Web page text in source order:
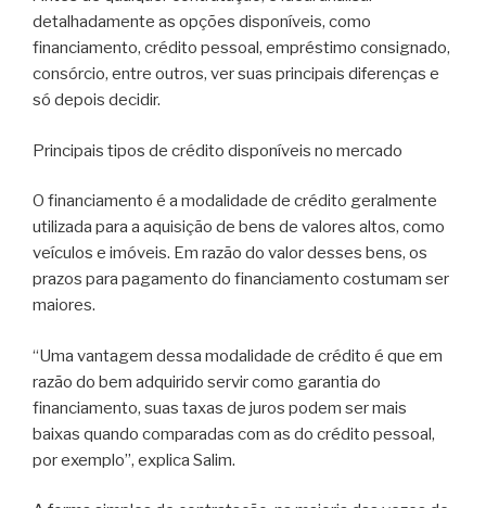
detalhadamente as opções disponíveis, como
financiamento, crédito pessoal, empréstimo consignado,
consórcio, entre outros, ver suas principais diferenças e
só depois decidir.
Principais tipos de crédito disponíveis no mercado
O financiamento é a modalidade de crédito geralmente
utilizada para a aquisição de bens de valores altos, como
veículos e imóveis. Em razão do valor desses bens, os
prazos para pagamento do financiamento costumam ser
maiores.
“Uma vantagem dessa modalidade de crédito é que em
razão do bem adquirido servir como garantia do
financiamento, suas taxas de juros podem ser mais
baixas quando comparadas com as do crédito pessoal,
por exemplo”, explica Salim.